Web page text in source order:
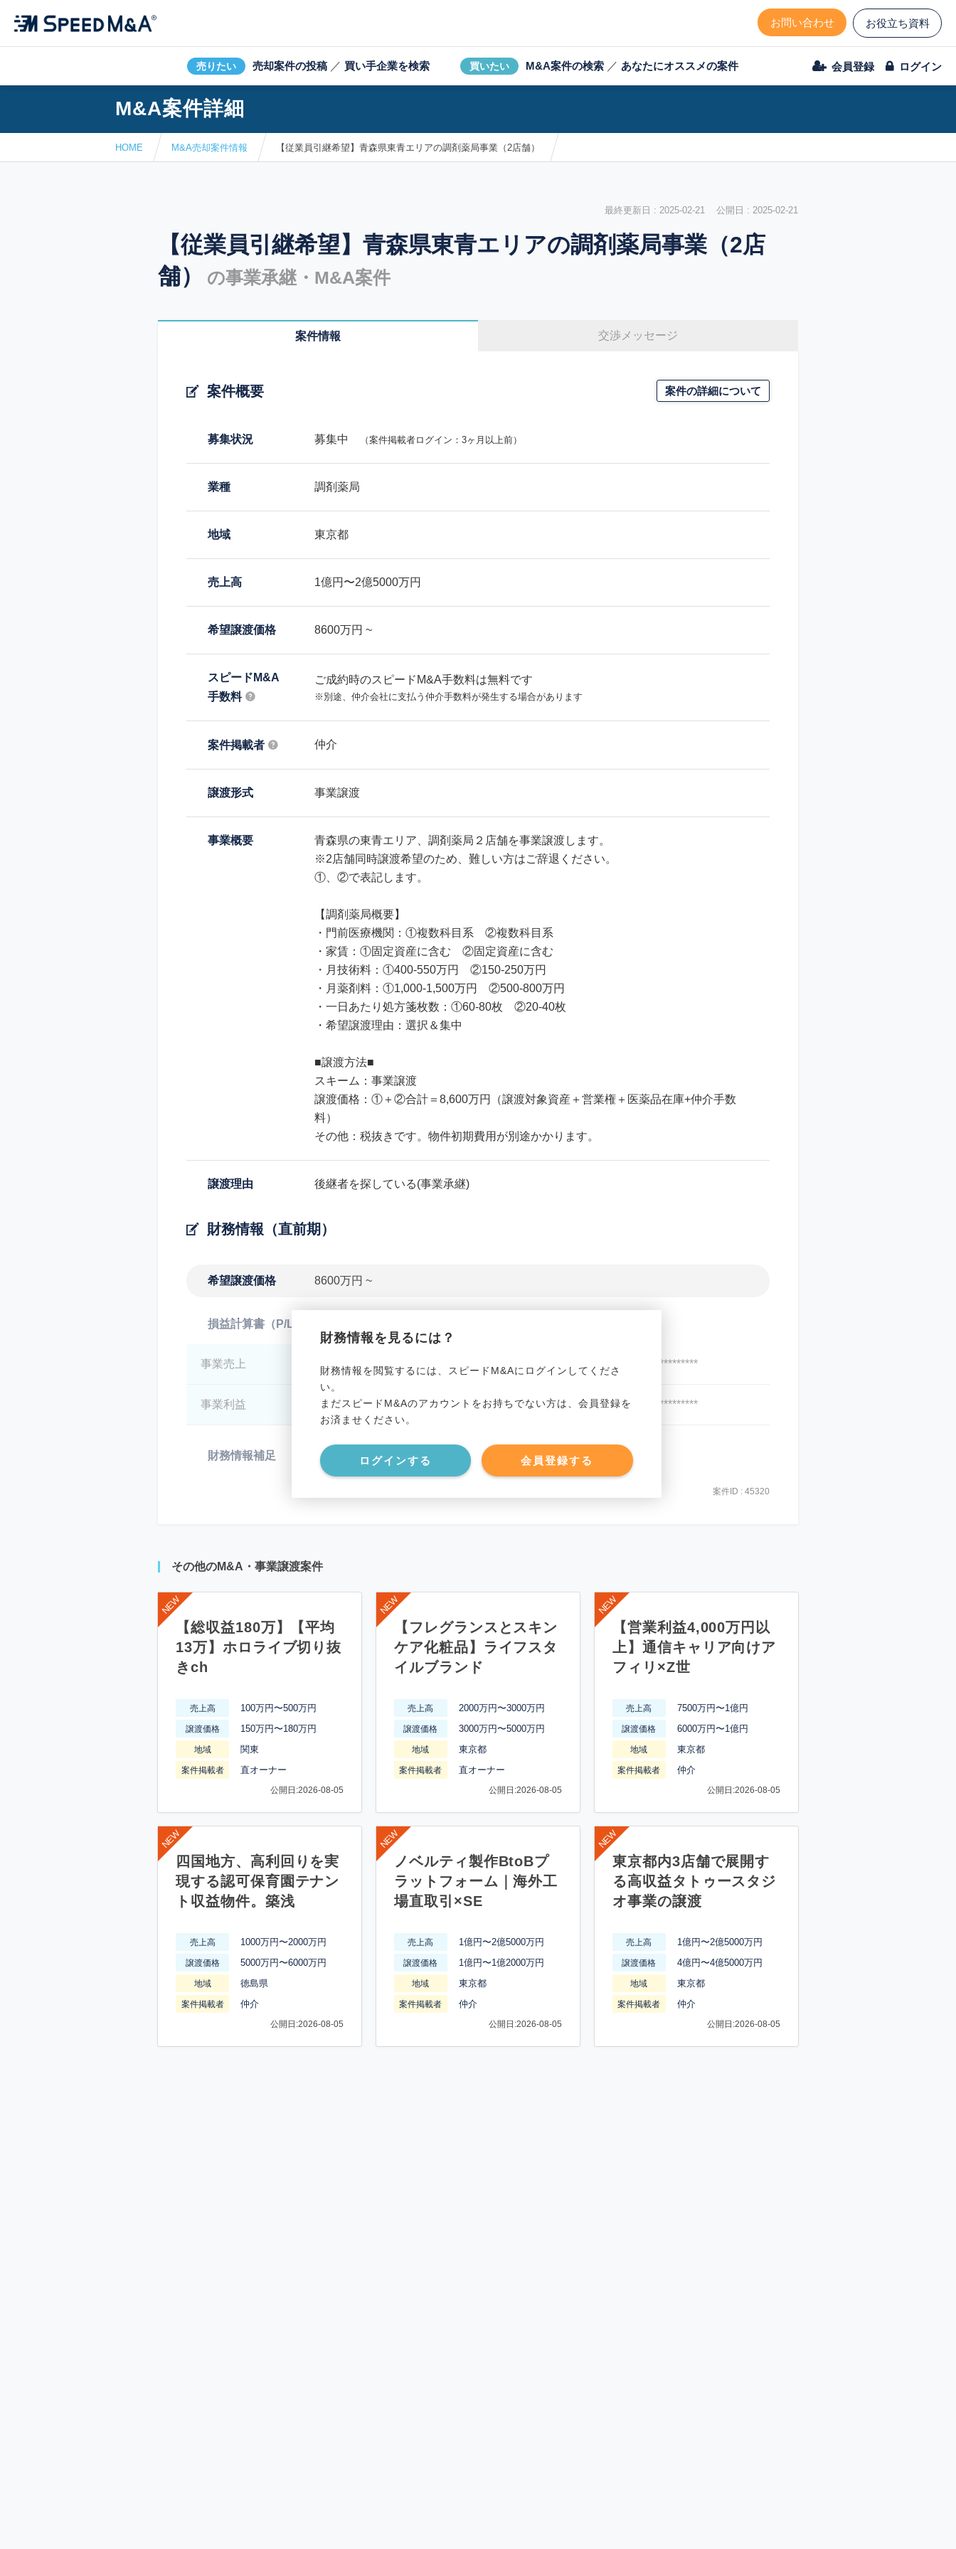
お問い合わせ お役立ち資料
売りたい 売却案件の投稿 ／ 買い手企業を検索 買いたい M&A案件の検索 ／ あなたにオススメの案件 会員登録 ログイン
M&A案件詳細
HOME M&A売却案件情報 【従業員引継希望】青森県東青エリアの調剤薬局事業（2店舗）
最終更新日 : 2025-02-21 公開日 : 2025-02-21
【従業員引継希望】青森県東青エリアの調剤薬局事業（2店
舗）
の事業承継・M&A案件
案件情報 交渉メッセージ
案件概要 案件の詳細について
募集状況 募集中 （案件掲載者ログイン：3ヶ月以上前）
業種 調剤薬局
地域 東京都
売上高 1億円〜2億5000万円
希望譲渡価格 8600万円 ~
スピードM&A
手数料
ご成約時のスピードM&A手数料は無料です
※別途、仲介会社に支払う仲介手数料が発生する場合があります
案件掲載者 仲介
譲渡形式 事業譲渡
事業概要
青森県の東青エリア、調剤薬局２店舗を事業譲渡します。
※2店舗同時譲渡希望のため、難しい方はご辞退ください。
①、②で表記します。
【調剤薬局概要】
・門前医療機関：①複数科目系 ②複数科目系
・家賃：①固定資産に含む ②固定資産に含む
・月技術料：①400-550万円 ②150-250万円
・月薬剤料：①1,000-1,500万円 ②500-800万円
・一日あたり処方箋枚数：①60-80枚 ②20-40枚
・希望譲渡理由：選択＆集中
■譲渡方法■
スキーム：事業譲渡
譲渡価格：①＋②合計＝8,600万円（譲渡対象資産＋営業権＋医薬品在庫+仲介手数
料）
その他：税抜きです。物件初期費用が別途かかります。
譲渡理由 後継者を探している(事業承継)
財務情報（直前期）
希望譲渡価格 8600万円 ~
財務情報を見るには？
財務情報を閲覧するには、スピードM&Aにログインしてくださ
い。
まだスピードM&Aのアカウントをお持ちでない方は、会員登録を
お済ませください。
ログインする 会員登録する
損益計算書（P/L）
事業売上 ********************
事業利益 ********************
事業資産 ********************
事業負債 ********************
財務情報補足 ********************
案件ID : 45320
その他のM&A・事業譲渡案件
【総収益180万】【平均
13万】ホロライブ切り抜
きch
売上高 100万円〜500万円
譲渡価格 150万円〜180万円
地域 関東
案件掲載者 直オーナー
公開日:2026-08-05
【フレグランスとスキン
ケア化粧品】ライフスタ
イルブランド
売上高 2000万円〜3000万円
譲渡価格 3000万円〜5000万円
地域 東京都
案件掲載者 直オーナー
公開日:2026-08-05
【営業利益4,000万円以
上】通信キャリア向けア
フィリ×Z世
売上高 7500万円〜1億円
譲渡価格 6000万円〜1億円
地域 東京都
案件掲載者 仲介
公開日:2026-08-05
四国地方、高利回りを実
現する認可保育園テナン
ト収益物件。築浅
売上高 1000万円〜2000万円
譲渡価格 5000万円〜6000万円
地域 徳島県
案件掲載者 仲介
公開日:2026-08-05
ノベルティ製作BtoBプ
ラットフォーム｜海外工
場直取引×SE
売上高 1億円〜2億5000万円
譲渡価格 1億円〜1億2000万円
地域 東京都
案件掲載者 仲介
公開日:2026-08-05
東京都内3店舗で展開す
る高収益タトゥースタジ
オ事業の譲渡
売上高 1億円〜2億5000万円
譲渡価格 4億円〜4億5000万円
地域 東京都
案件掲載者 仲介
公開日:2026-08-05